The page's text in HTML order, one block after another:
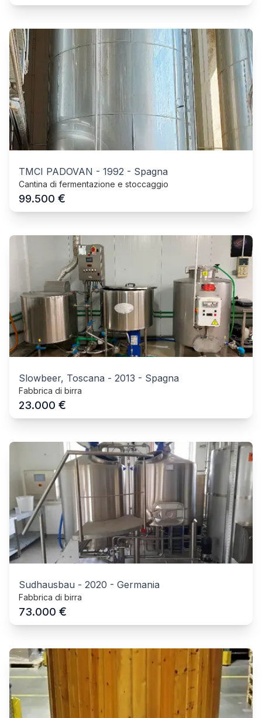
TMCI PADOVAN - 1992 - Spagna
Cantina di fermentazione e stoccaggio
99.500 €
Slowbeer, Toscana - 2013 - Spagna
Fabbrica di birra
23.000 €
Sudhausbau - 2020 - Germania
Fabbrica di birra
73.000 €